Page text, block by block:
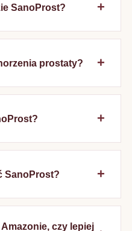
SanoProst?
prostaty?
SanoProst?
czy lepiej